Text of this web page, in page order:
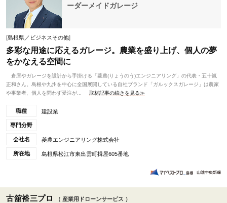
ーダーメイドガレージ
[島根県／ビジネスその他]
多彩な用途に応えるガレージ。農業を盛り上げ、個人の夢
をかなえる空間に
倉庫やガレージを設計から手掛ける「菱農(りょうのう)エンジニアリング」の代表・五十嵐
正和さん。島根や九州を中心に全国展開している自社ブランド「ガルックスガレージ」は農家
や事業者、個人を問わず受注が...
取材記事の続きを見る≫
職種 建設業
専門分野
会社名 菱農エンジニアリング株式会社
所在地 島根県松江市東出雲町揖屋605番地
古舘裕三プロ （ 産業用ドローンサービス ）